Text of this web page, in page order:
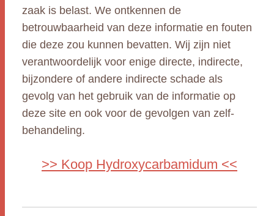
zaak is belast. We ontkennen de
betrouwbaarheid van deze informatie en fouten
die deze zou kunnen bevatten. Wij zijn niet
verantwoordelijk voor enige directe, indirecte,
bijzondere of andere indirecte schade als
gevolg van het gebruik van de informatie op
deze site en ook voor de gevolgen van zelf-
behandeling.
>> Koop Hydroxycarbamidum <<